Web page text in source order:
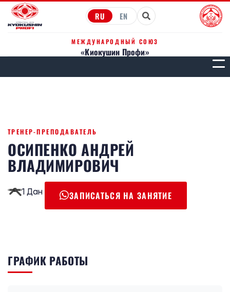
RU EN
МЕЖДУНАРОДНЫЙ СОЮЗ
«Киокушин Профи»
ТРЕНЕР-ПРЕПОДАВАТЕЛЬ
ОСИПЕНКО АНДРЕЙ
ВЛАДИМИРОВИЧ
1 Дан ЗАПИСАТЬСЯ НА ЗАНЯТИЕ
ГРАФИК РАБОТЫ